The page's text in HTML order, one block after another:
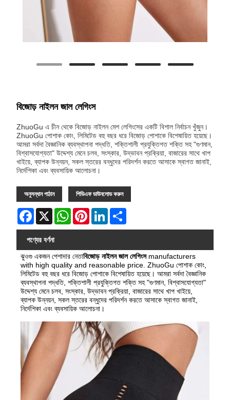
বিজোড় নাইলন জাল লেগিংস
ZhuoGu এ চীন থেকে বিজোড় নাইলন মেশ লেগিংসের একটি বিশাল নির্বাচন খুঁজুন।
ZhuoGu পোশাক কোং, লিমিটেড বহু বছর ধরে বিজোড় পোশাকে বিশেষায়িত হয়েছে।
আমরা সর্বদা বৈজ্ঞানিক ব্যবস্থাপনা পদ্ধতি, শক্তিশালী প্রযুক্তিগত শক্তি সহ "গুণমান,
বিশ্বাসযোগ্যতা" উদ্দেশ্য মেনে চলব, সংস্কার, উদ্ভাবন প্রক্রিয়া, বাজারের সাথে খাপ
খাইয়ে, ব্যাপক উন্নয়ন, সকল স্তরের বন্ধুদের পরিদর্শন করতে আসাকে স্বাগত জানাই,
নির্দেশিকা এবং ব্যবসায়িক আলোচনা।
অনুসন্ধান পাঠান পিডিএফ ডাউনলোড করুন
Facebook
X WhatsAppPinterestLinkedIn
পণ্যের বর্ণনা
ঝুওগু একজন পেশাদার নেতাবিজোড় নাইলন জাল লেগিংসmanufacturers
with high quality and reasonable price.ZhuoGu পোশাক কোং,
লিমিটেড বহু বছর ধরে বিজোড় পোশাকে বিশেষায়িত হয়েছে। আমরা সর্বদা বৈজ্ঞানিক
ব্যবস্থাপনা পদ্ধতি, শক্তিশালী প্রযুক্তিগত শক্তি সহ "গুণমান, বিশ্বাসযোগ্যতা"
উদ্দেশ্য মেনে চলব, সংস্কার, উদ্ভাবন প্রক্রিয়া, বাজারের সাথে খাপ খাইয়ে,
ব্যাপক উন্নয়ন, সকল স্তরের বন্ধুদের পরিদর্শন করতে আসাকে স্বাগত জানাই,
নির্দেশিকা এবং ব্যবসায়িক আলোচনা।